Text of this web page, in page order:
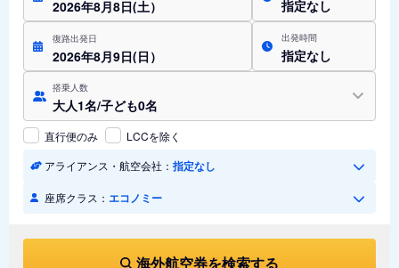
2026年8月8日(土） 指定なし
復路出発日
2026年8月9日(日）
出発時間
指定なし
搭乗人数
大人1名/子ども0名
直行便のみ
LCCを除く
アライアンス・航空会社： 指定なし
座席クラス： エコノミー
海外航空券を検索する